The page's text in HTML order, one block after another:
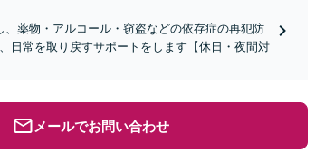
、薬物・アルコール・窃盗などの依存症の再犯防
日常を取り戻すサポートをします【休日・夜間対
メールでお問い合わせ